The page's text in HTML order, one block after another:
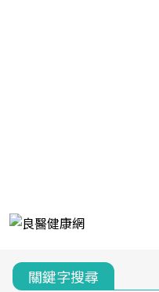
關鍵字搜尋